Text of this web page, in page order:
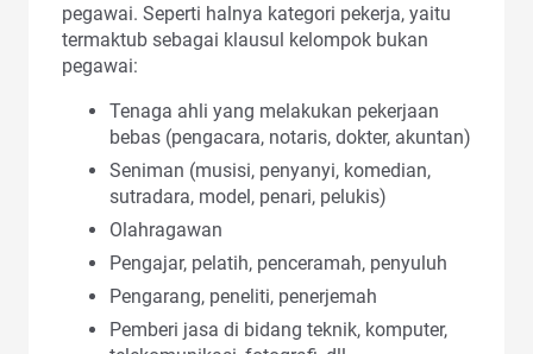
pegawai. Seperti halnya kategori pekerja, yaitu
termaktub sebagai klausul kelompok bukan
pegawai:
Tenaga ahli yang melakukan pekerjaan
bebas (pengacara, notaris, dokter, akuntan)
Seniman (musisi, penyanyi, komedian,
sutradara, model, penari, pelukis)
Olahragawan
Pengajar, pelatih, penceramah, penyuluh
Pengarang, peneliti, penerjemah
Pemberi jasa di bidang teknik, komputer,